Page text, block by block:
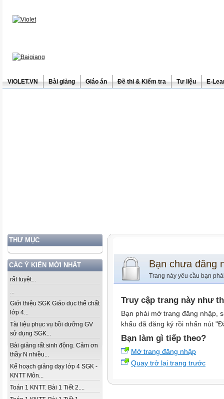
ViOLET.VN Bài giảng Giáo án Đề thi & Kiểm tra Tư liệu E-
THƯ MỤC
CÁC Ý KIẾN MỚI NHẤT
rất tuyệt...
...
Giới thiệu SGK Giáo dục thể chất
lớp 4...
Tài liệu phục vụ bồi dưỡng GV
sử dụng SGK...
Bài giảng rất sinh động. Cảm ơn
thầy N nhiều...
Kế hoạch giảng dạy lớp 4 SGK -
KNTT Môn...
Toán 1 KNTT. Bài 1 Tiết 2....
Bạn chưa đăng
Trang này yêu cầu bạn
Truy cập trang này như
Bạn phải mở trang đăng nhập,
khẩu đã đăng ký rồi nhấn nút
Bạn làm gì tiếp theo?
Mở trang đăng nhập
Quay trở lại trang trước